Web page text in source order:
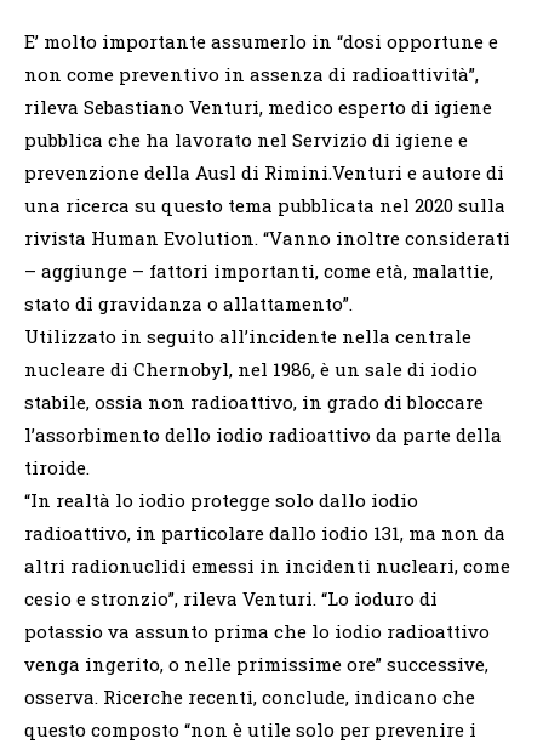
E’ molto importante assumerlo in “dosi opportune e
non come preventivo in assenza di radioattività”,
rileva Sebastiano Venturi, medico esperto di igiene
pubblica che ha lavorato nel Servizio di igiene e
prevenzione della Ausl di Rimini.Venturi e autore di
una ricerca su questo tema pubblicata nel 2020 sulla
rivista Human Evolution. “Vanno inoltre considerati
– aggiunge – fattori importanti, come età, malattie,
stato di gravidanza o allattamento”.
Utilizzato in seguito all’incidente nella centrale
nucleare di Chernobyl, nel 1986, è un sale di iodio
stabile, ossia non radioattivo, in grado di bloccare
l’assorbimento dello iodio radioattivo da parte della
tiroide.
“In realtà lo iodio protegge solo dallo iodio
radioattivo, in particolare dallo iodio 131, ma non da
altri radionuclidi emessi in incidenti nucleari, come
cesio e stronzio”, rileva Venturi. “Lo ioduro di
potassio va assunto prima che lo iodio radioattivo
venga ingerito, o nelle primissime ore” successive,
osserva. Ricerche recenti, conclude, indicano che
questo composto “non è utile solo per prevenire i